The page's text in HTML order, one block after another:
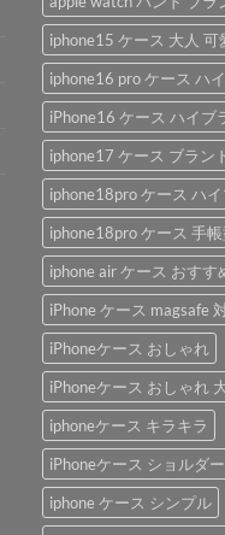
iphone15 ケース 大人 可
iphone16 pro ケース ハ
iPhone16 ケース ハイブ
iphone17 ケース ブラン
iphone18pro ケース ハ
iphone18pro ケース 手
iphone air ケース おすす
iPhone ケース magsafe
iPhoneケース おしゃれ
iPhoneケース おしゃれ
iphoneケース キラキラ
iPhoneケース ショルダー
iphone ケース シンプル